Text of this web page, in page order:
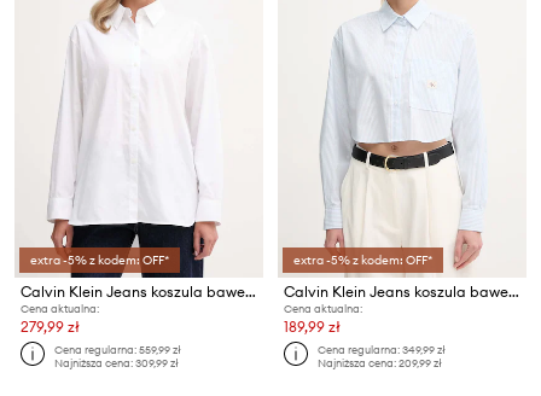
extra -5% z kodem: OFF*
Calvin Klein Jeans koszula bawełniana
Cena aktualna:
279,99 zł
Cena regularna:559,99 zł
Najniższa cena:309,99 zł
extra -5% z kodem: OFF*
Calvin Klein Jeans koszula bawełniana
Cena aktualna:
189,99 zł
Cena regularna:349,99 zł
Najniższa cena:209,99 zł